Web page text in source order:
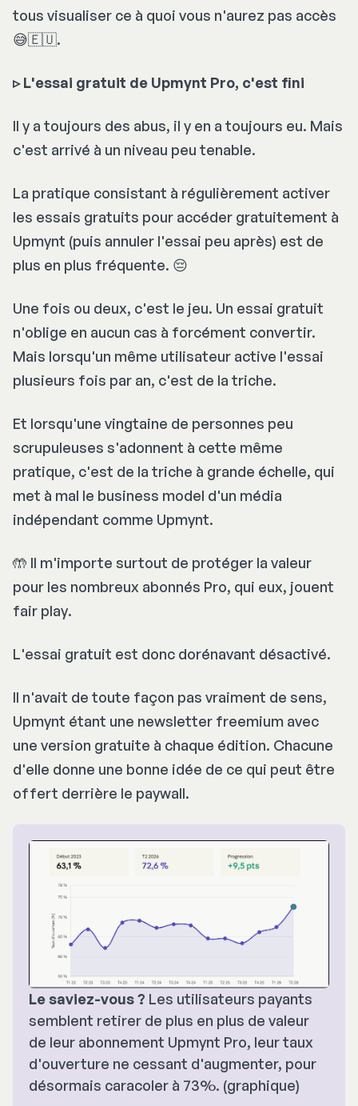
tous visualiser ce à quoi vous n'aurez pas accès
😅🇪🇺.
▹ L'essai gratuit de Upmynt Pro, c'est fini
Il y a toujours des abus, il y en a toujours eu. Mais
c'est arrivé à un niveau peu tenable.
La pratique consistant à régulièrement activer
les essais gratuits pour accéder gratuitement à
Upmynt (puis annuler l'essai peu après) est de
plus en plus fréquente. 😔
Une fois ou deux, c'est le jeu. Un essai gratuit
n'oblige en aucun cas à forcément convertir.
Mais lorsqu'un même utilisateur active l'essai
plusieurs fois par an, c'est de la triche.
Et lorsqu'une vingtaine de personnes peu
scrupuleuses s'adonnent à cette même
pratique, c'est de la triche à grande échelle, qui
met à mal le business model d'un média
indépendant comme Upmynt.
🤲 Il m'importe surtout de protéger la valeur
pour les nombreux abonnés Pro, qui eux, jouent
fair play.
L'essai gratuit est donc dorénavant désactivé.
Il n'avait de toute façon pas vraiment de sens,
Upmynt étant une newsletter freemium avec
une version gratuite à chaque édition. Chacune
d'elle donne une bonne idée de ce qui peut être
offert derrière le paywall.
Le saviez-vous ? Les utilisateurs payants
semblent retirer de plus en plus de valeur
de leur abonnement Upmynt Pro, leur taux
d'ouverture ne cessant d'augmenter, pour
désormais caracoler à 73%. (graphique)